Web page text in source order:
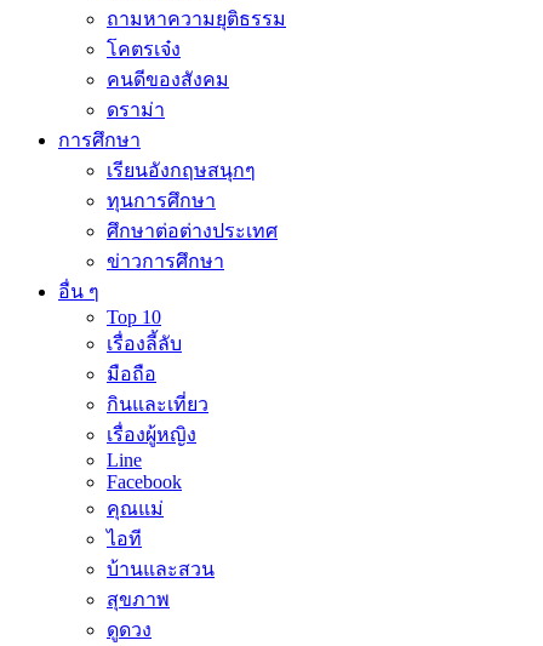
ถามหาความยุติธรรม
โคตรเจ๋ง
คนดีของสังคม
ดราม่า
การศึกษา
เรียนอังกฤษสนุกๆ
ทุนการศึกษา
ศึกษาต่อต่างประเทศ
ข่าวการศึกษา
อื่น ๆ
Top 10
เรื่องลี้ลับ
มือถือ
กินและเที่ยว
เรื่องผู้หญิง
Line
Facebook
คุณแม่
ไอที
บ้านและสวน
สุขภาพ
ดูดวง